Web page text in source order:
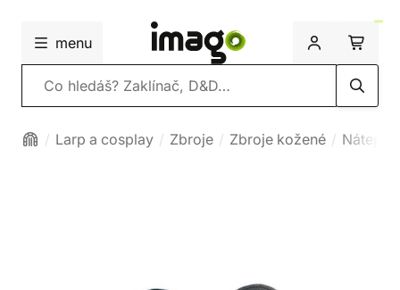
menu
Vyhledávání
Larp a cosplay Zbroje Zbroje kožené